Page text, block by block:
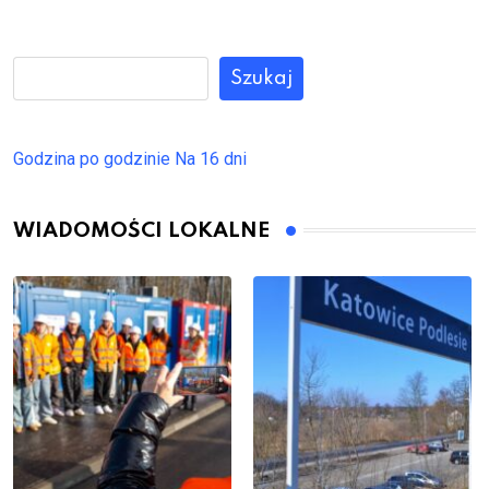
Szukaj
Godzina po godzinie Na 16 dni
WIADOMOŚCI LOKALNE